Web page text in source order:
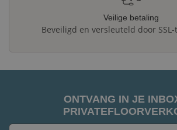
Veilige betaling
Beveiligd en versleuteld door
ONTVANG IN JE